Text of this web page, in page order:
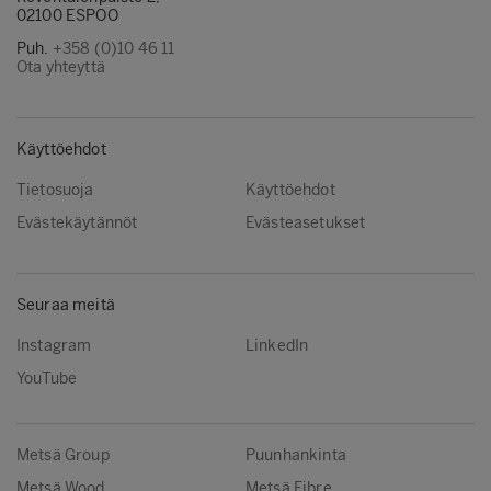
02100 ESPOO
Puh. +358 (0)10 46 11
Ota yhteyttä
Käyttöehdot
Tietosuoja
Käyttöehdot
Evästekäytännöt
Evästeasetukset
Seuraa meitä
Instagram
LinkedIn
YouTube
Metsä Group
Puunhankinta